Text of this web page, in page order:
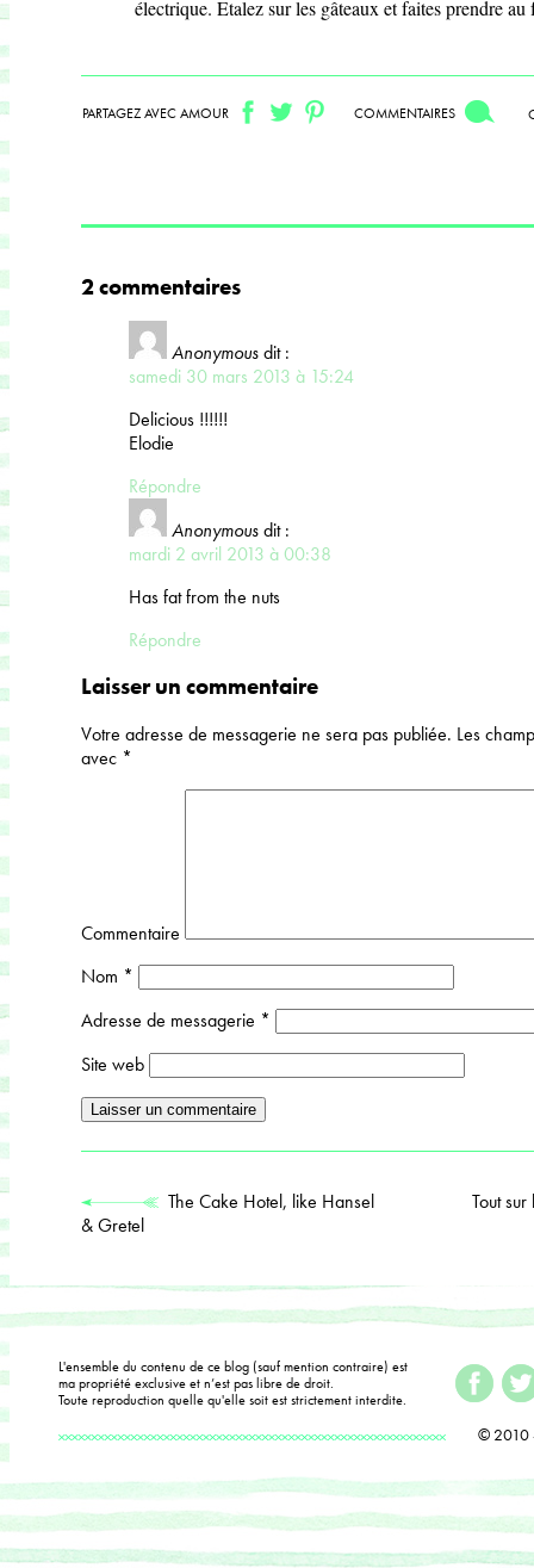
électrique. Etalez sur les gâteaux et faites prendre
PARTAGEZ AVEC AMOUR COMMENTAIRES
2 commentaires
Anonymousdit :
samedi 30 mars 2013 à 15:24
Delicious !!!!!!
Elodie
Répondre
Anonymousdit :
mardi 2 avril 2013 à 00:38
Has fat from the nuts
Répondre
Laisser un commentaire
Votre adresse de messagerie ne sera pas publiée. Les
avec *
Commentaire
Nom *
Adresse de messagerie *
Site web
The Cake Hotel, like Hansel
& Gretel
Tout
L'ensemble du contenu de ce blog (sauf mention contraire) est
ma propriété exclusive et n’est pas libre de droit.
Toute reproduction quelle qu'elle soit est strictement interdite.
© 2010